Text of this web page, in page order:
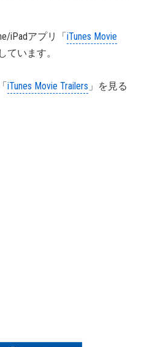
iPadアプリ「iTunes Movie
ています。
iTunes Movie Trailers 」を見る